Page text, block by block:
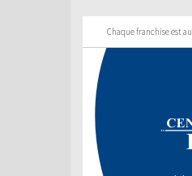
Chaque franchise est